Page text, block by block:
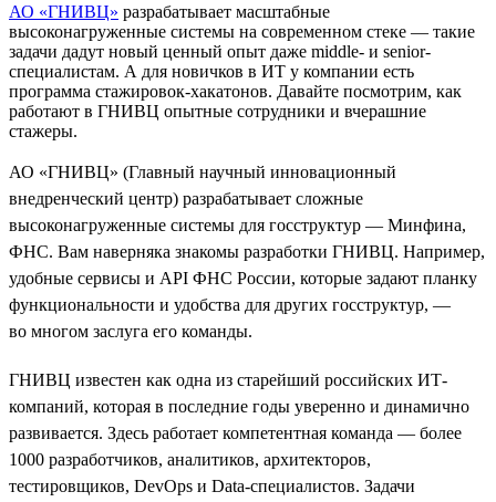
АО «ГНИВЦ» разрабатывает масштабные
высоконагруженные системы на современном стеке — такие
задачи дадут новый ценный опыт даже middle- и senior-
специалистам. А для новичков в ИТ у компании есть
программа стажировок-хакатонов. Давайте посмотрим, как
работают в ГНИВЦ опытные сотрудники и вчерашние
стажеры.
АО «ГНИВЦ» (Главный научный инновационный
внедренческий центр) разрабатывает сложные
высоконагруженные системы для госструктур — Минфина,
ФНС. Вам наверняка знакомы разработки ГНИВЦ. Например,
удобные сервисы и API ФНС России, которые задают планку
функциональности и удобства для других госструктур, —
во многом заслуга его команды.
ГНИВЦ известен как одна из старейший российских ИТ-
компаний, которая в последние годы уверенно и динамично
развивается. Здесь работает компетентная команда — более
1000 разработчиков, аналитиков, архитекторов,
тестировщиков, DevOps и Data-специалистов. Задачи